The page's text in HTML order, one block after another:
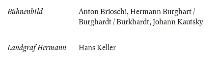
Bühnenbild Anton Brioschi,Hermann Burghart /
Burghardt / Burkhardt,Johann Kautsky
Landgraf Hermann
Hans Keller